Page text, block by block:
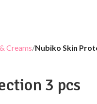
Creams/Nubiko Skin
3 pcs